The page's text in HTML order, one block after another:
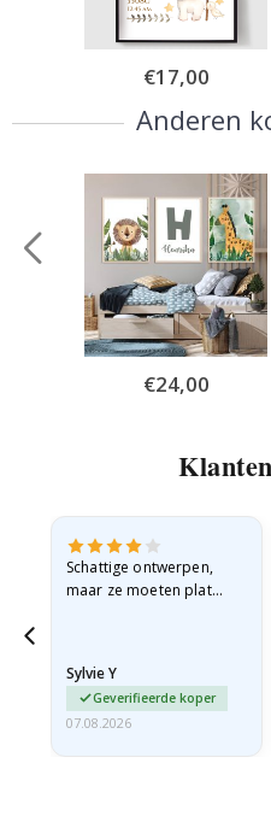
Special
Price
€17,00
Anderen
Special
Price
€24,00
Schattige ontwerpen,
maar ze moeten plat
beetje…
Sylvie Y
Geverifieerde koper
07.08.2026